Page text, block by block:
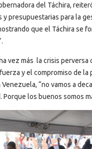
del Táchira,
presupuestarias para la
que el Táchira se
vez más la crisis perversa
y el compromiso de la
“no vamos a
Porque los buenos somos